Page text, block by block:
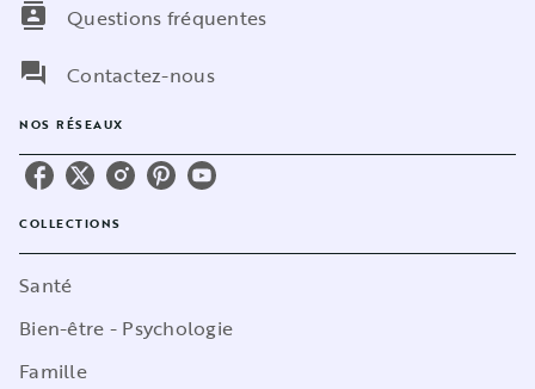
contacts
Questions fréquentes
question_answer
Contactez-nous
NOS RÉSEAUX
COLLECTIONS
Santé
Bien-être - Psychologie
Famille